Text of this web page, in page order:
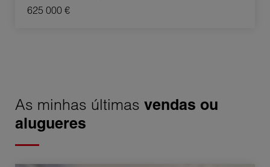
625 000 €
As minhas últimas vendas ou
alugueres